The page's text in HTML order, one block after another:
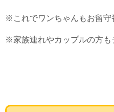
※これでワンちゃんもお留守
※家族連れやカップルの方も